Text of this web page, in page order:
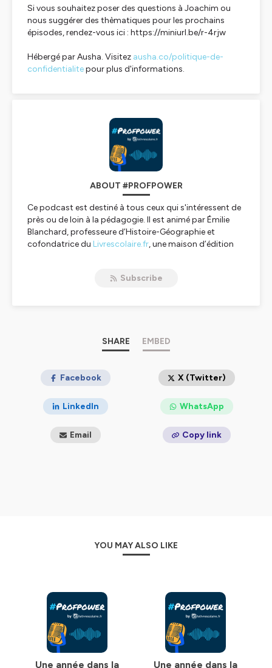
Si vous souhaitez poser des questions à Joachim ou
nous suggérer des thèmatiques pour les prochains
épisodes, rendez-vous ici : https://miniurl.be/r-4rjw
Hébergé par Ausha. Visitez ausha.co/politique-de-
confidentialitepour plus d'informations.
ABOUT #PROFPOWER
Ce podcast est destiné à tous ceux qui s'intéressent de
près ou de loin à la pédagogie. Il est animé par Émilie
Blanchard, professeure d’Histoire-Géographie et
cofondatrice du Livrescolaire.fr, une maison d’édition
professeurs et vous propose une bonne dose
Hébergé par Ausha. Visitez
ausha.co/politique-de-
Subscribe
SHARE EMBED
Facebook X (Twitter)
LinkedIn WhatsApp
Email Copy link
YOU MAY ALSO LIKE
Une année dans la Une année dans la